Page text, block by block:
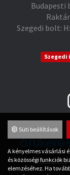
Budapesti
Szegedi bolt:
Szegedi
Árukereső.hu
Süti beállítások
A kényelmes vásárlási
és közösségi funkciók
elemzéséhez. Ha